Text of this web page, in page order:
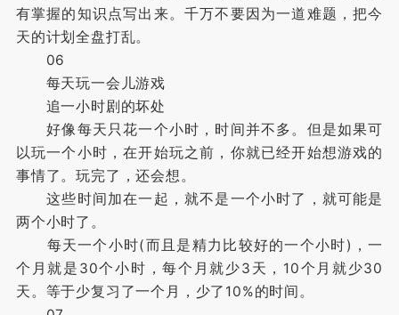
有掌握的知识点写出来。千万不要因为一道难题，把今
天的计划全盘打乱。
06
每天玩一会儿游戏
追一小时剧的坏处
好像每天只花一个小时，时间并不多。但是如果可
以玩一个小时，在开始玩之前，你就已经开始想游戏的
事情了。玩完了，还会想。
这些时间加在一起，就不是一个小时了，就可能是
两个小时了。
每天一个小时(而且是精力比较好的一个小时)，一
个月就是30个小时，每个月就少3天，10个月就少30
天。等于少复习了一个月，少了10%的时间。